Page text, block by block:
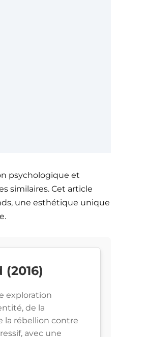
psychologique et
similaires. Cet article
une esthétique unique
exploration
de la
la rébellion contre
avec une